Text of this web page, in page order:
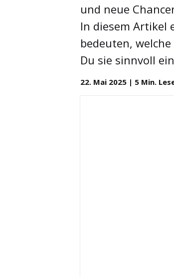
und neue
In diesem Artikel
bedeuten,
Du sie sinnvoll
22. Mai 2025 | 5 Min.